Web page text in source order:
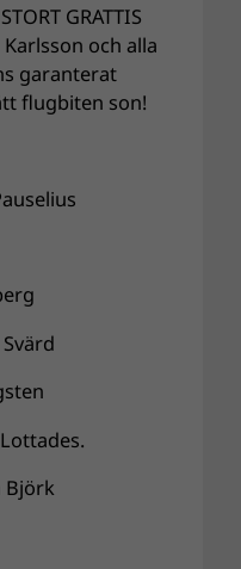
GRATTIS
och alla
garanterat
flugbiten son!
Björk